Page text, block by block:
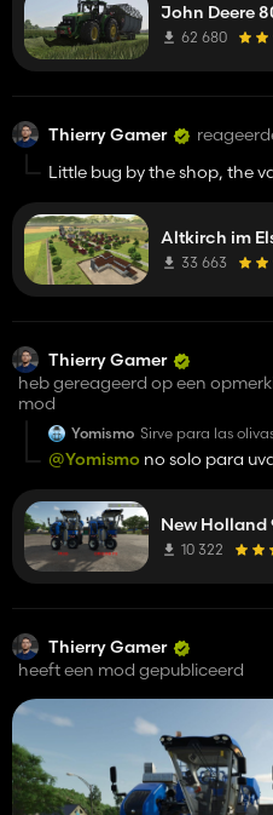
John Deere
62 680
Thierry Gamer
Little bug by the shop, the
too
Altkirch im
33 663
Thierry Gamer
heb gereageerd op een
mod
Yomismo Sirve para las
@Yomismo no solo para
New Holland
10 322
Thierry Gamer
heeft een mod gepubliceerd